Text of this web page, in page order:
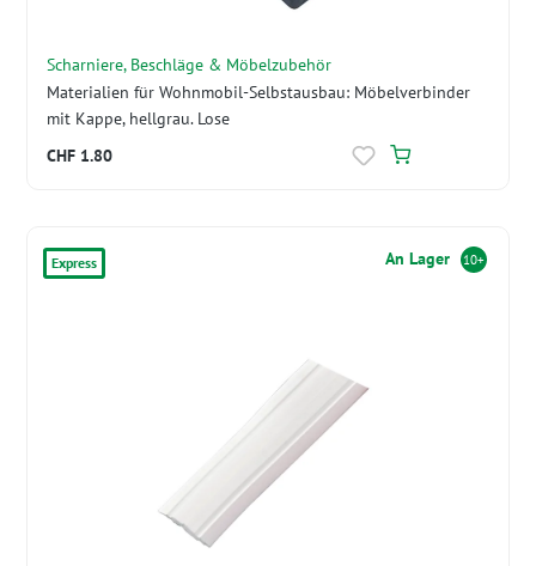
Scharniere, Beschläge & Möbelzubehör
Materialien für Wohnmobil-Selbstausbau: Möbelverbinder
mit Kappe, hellgrau. Lose
CHF 1.80
Express An Lager 10+